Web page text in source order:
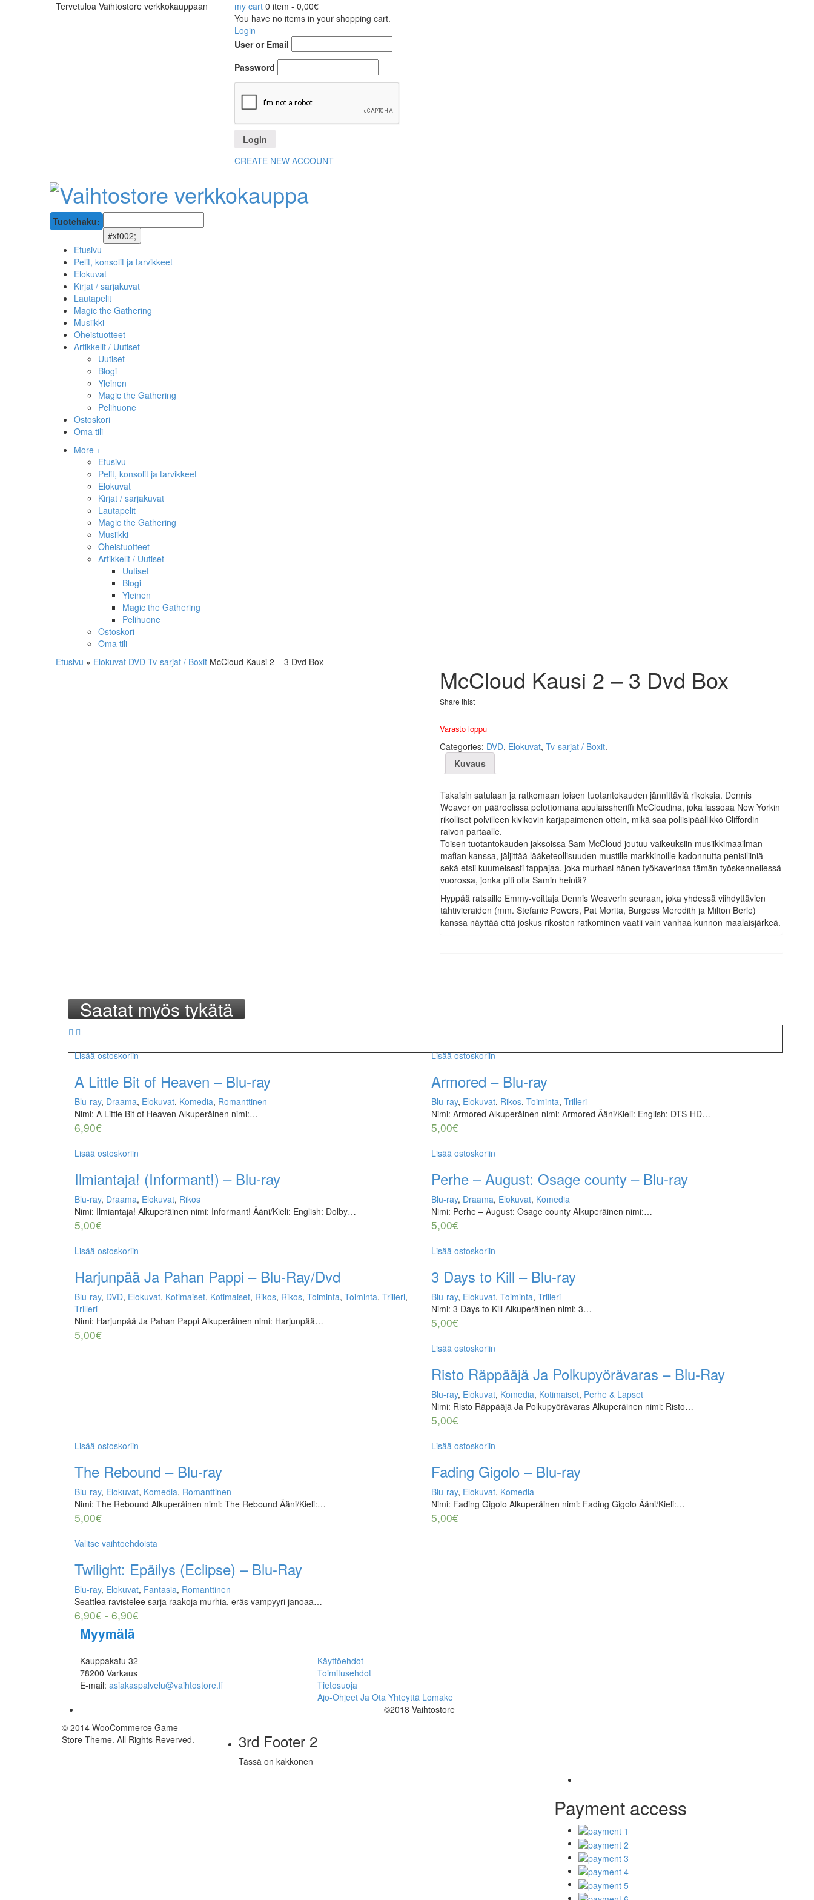
Tervetuloa Vaihtostore verkkokauppaan my cart 0 item - 0,00€
You have no items in your shopping cart.
Login
User or Email
Password
CREATE NEW ACCOUNT
Tuotehaku:
Etusivu
Pelit, konsolit ja tarvikkeet
Elokuvat
Kirjat / sarjakuvat
Lautapelit
Magic the Gathering
Musiikki
Oheistuotteet
Artikkelit / Uutiset
Uutiset
Blogi
Yleinen
Magic the Gathering
Pelihuone
Ostoskori
Oma tili
More
Etusivu
Pelit, konsolit ja tarvikkeet
Elokuvat
Kirjat / sarjakuvat
Lautapelit
Magic the Gathering
Musiikki
Oheistuotteet
Artikkelit / Uutiset
Uutiset
Blogi
Yleinen
Magic the Gathering
Pelihuone
Ostoskori
Oma tili
Etusivu » Elokuvat DVD Tv-sarjat / Boxit McCloud Kausi 2 – 3 Dvd Box
McCloud Kausi 2 – 3 Dvd Box
Share thist
Varasto loppu
Categories: DVD, Elokuvat, Tv-sarjat / Boxit.
Kuvaus
Takaisin satulaan ja ratkomaan toisen tuotantokauden jännittäviä rikoksia. Dennis
Weaver on pääroolissa pelottomana apulaissheriffi McCloudina, joka lassoaa New Yorkin
rikolliset polvilleen kivikovin karjapaimenen ottein, mikä saa poliisipäällikkö Cliffordin
raivon partaalle.
Toisen tuotantokauden jaksoissa Sam McCloud joutuu vaikeuksiin musiikkimaailman
mafian kanssa, jäljittää lääketeollisuuden mustille markkinoille kadonnutta penisiliiniä
sekä etsii kuumeisesti tappajaa, joka murhasi hänen työkaverinsa tämän työskennellessä
vuorossa, jonka piti olla Samin heiniä?
Hyppää ratsaille Emmy-voittaja Dennis Weaverin seuraan, joka yhdessä viihdyttävien
tähtivieraiden (mm. Stefanie Powers, Pat Morita, Burgess Meredith ja Milton Berle)
kanssa näyttää että joskus rikosten ratkominen vaatii vain vanhaa kunnon maalaisjärkeä.
Saatat myös tykätä
Lisää ostoskoriin
A Little Bit of Heaven – Blu-ray
Blu-ray, Draama, Elokuvat, Komedia, Romanttinen
Nimi: A Little Bit of Heaven Alkuperäinen nimi:…
6,90€
Lisää ostoskoriin
Armored – Blu-ray
Blu-ray, Elokuvat, Rikos, Toiminta, Trilleri
Nimi: Armored Alkuperäinen nimi: Armored Ääni/Kieli: English: DTS-HD…
5,00€
Lisää ostoskoriin
Ilmiantaja! (Informant!) – Blu-ray
Blu-ray, Draama, Elokuvat, Rikos
Nimi: Ilmiantaja! Alkuperäinen nimi: Informant! Ääni/Kieli: English: Dolby…
5,00€
Lisää ostoskoriin
Perhe – August: Osage county – Blu-ray
Blu-ray, Draama, Elokuvat, Komedia
Nimi: Perhe – August: Osage county Alkuperäinen nimi:…
5,00€
Lisää ostoskoriin
Harjunpää Ja Pahan Pappi – Blu-Ray/Dvd
Blu-ray, DVD, Elokuvat, Kotimaiset, Kotimaiset, Rikos, Rikos, Toiminta, Toiminta, Trilleri,
Trilleri
Nimi: Harjunpää Ja Pahan Pappi Alkuperäinen nimi: Harjunpää…
5,00€
Lisää ostoskoriin
3 Days to Kill – Blu-ray
Blu-ray, Elokuvat, Toiminta, Trilleri
Nimi: 3 Days to Kill Alkuperäinen nimi: 3…
5,00€
Lisää ostoskoriin
Risto Räppääjä Ja Polkupyörävaras – Blu-Ray
Blu-ray, Elokuvat, Komedia, Kotimaiset, Perhe & Lapset
Nimi: Risto Räppääjä Ja Polkupyörävaras Alkuperäinen nimi: Risto…
5,00€
Lisää ostoskoriin
The Rebound – Blu-ray
Blu-ray, Elokuvat, Komedia, Romanttinen
Nimi: The Rebound Alkuperäinen nimi: The Rebound Ääni/Kieli:…
5,00€
Lisää ostoskoriin
Fading Gigolo – Blu-ray
Blu-ray, Elokuvat, Komedia
Nimi: Fading Gigolo Alkuperäinen nimi: Fading Gigolo Ääni/Kieli:…
5,00€
Valitse vaihtoehdoista
Twilight: Epäilys (Eclipse) – Blu-Ray
Blu-ray, Elokuvat, Fantasia, Romanttinen
Seattlea ravistelee sarja raakoja murhia, eräs vampyyri janoaa…
6,90€ - 6,90€
Myymälä
Kauppakatu 32
78200 Varkaus
E-mail: asiakaspalvelu@vaihtostore.fi
Käyttöehdot
Toimitusehdot
Tietosuoja
Ajo-Ohjeet Ja Ota Yhteyttä Lomake
©2018 Vaihtostore
© 2014 WooCommerce Game
Store Theme. All Rights Reverved.
3rd Footer 2
Tässä on kakkonen
Payment access